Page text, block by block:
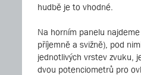
hudbě je to vhodné.
Na horním panelu
příjemně a svižně), pod
jednotlivých vrstev zvuku,
dvou potenciometrů pro